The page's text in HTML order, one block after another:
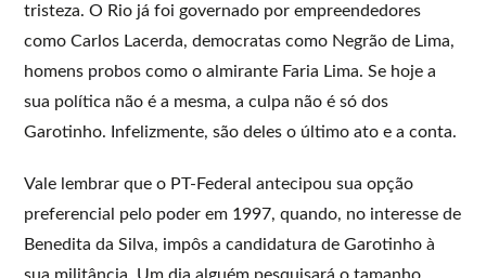
tristeza. O Rio já foi governado por empreendedores
como Carlos Lacerda, democratas como Negrão de Lima,
homens probos como o almirante Faria Lima. Se hoje a
sua política não é a mesma, a culpa não é só dos
Garotinho. Infelizmente, são deles o último ato e a conta.
Vale lembrar que o PT-Federal antecipou sua opção
preferencial pelo poder em 1997, quando, no interesse de
Benedita da Silva, impôs a candidatura de Garotinho à
sua militância. Um dia alguém pesquisará o tamanho